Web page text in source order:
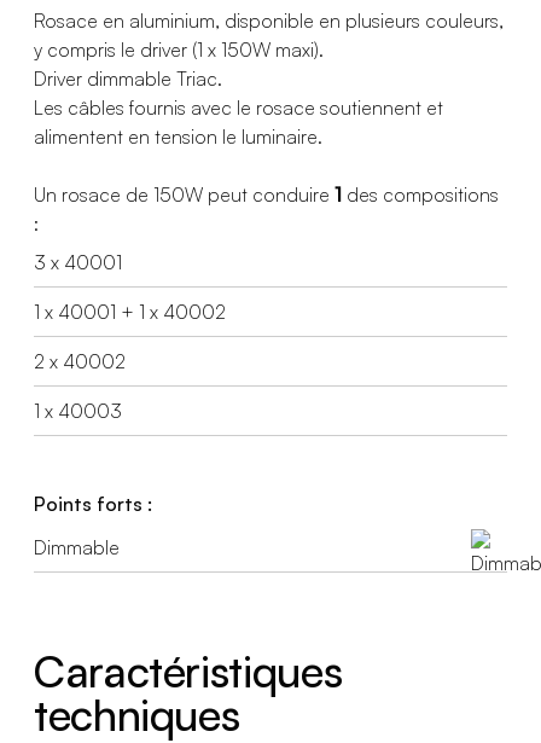
Rosace en aluminium, disponible en plusieurs couleurs,
y compris le driver (1 x 150W maxi).
Driver dimmable Triac.
Les câbles fournis avec le rosace soutiennent et
alimentent en tension le luminaire.
Un rosace de 150W peut conduire 1 des compositions
:
3 x 40001
1 x 40001 + 1 x 40002
2 x 40002
1 x 40003
Points forts :
Dimmable
Caractéristiques
techniques